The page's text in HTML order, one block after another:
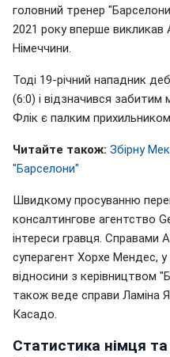
головний тренер
2021 року вперше викликав
Німеччини.
Тоді 19-річний нападник
(6:0) і відзначився забитим
Флік є палким
Читайте також: Збірну
"Барселони"
Швидкому просуванню
консалтингове агентство
інтереси гравця. Справами
суперагент Хорхе Мендес, у
відносини з керівництвом
також веде справи Ламіна
Касадо.
Статистика німця